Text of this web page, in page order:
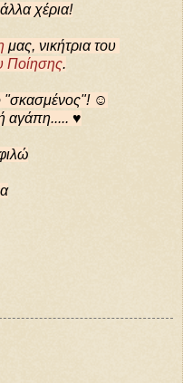
χέρια!
μας, νικήτρια του
Ποίησης.
"σκασμένος"! ☺
αγάπη..... ♥